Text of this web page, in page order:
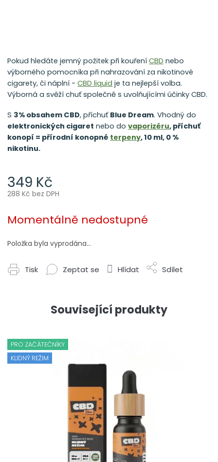
349 Kč
288 Kč bez DPH
cena:
Momentálně nedostupné
Položka byla vyprodána…
Pokud hledáte jemný požitek při kouření CBD nebo
výborného pomocníka při nahrazování za nikotinové
cigarety, či náplní - CBD liquid je ta nejlepší volba.
Výborná a svěží chuť společně s uvolňujícími účinky CBD.
S 3% obsahem CBD, příchuť Blue Dream. Vhodný do
elektronických cigaret nebo do vaporizéru, příchuť
konopí = přírodní konopné terpeny, 10 ml, 0 %
nikotinu.
Tisk Zeptat se Hlídat Sdílet
Související produkty
PRO ZAČÁTEČNÍKY
KLIDNÝ REŽIM